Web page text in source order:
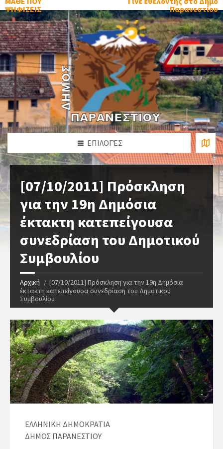
ΨΗΦΙΖΕΙΣ
Παρανεστίου
ΕΠΙΛΟΓΈΣ
[07/10/2011] Πρόσκληση
για την 19η Δημόσια
έκτακτη κατεπείγουσα
συνεδρίαση του Δημοτικού
Συμβουλίου
Αρχική
[07/10/2011] Πρόσκληση για την 19η Δημόσια
έκτακτη κατεπείγουσα συνεδρίαση του Δημοτικού
Συμβουλίου
ΕΛΛΗΝΙΚΗ ΔΗΜΟΚΡΑΤΙΑ
ΔΗΜΟΣ ΠΑΡΑΝΕΣΤΙΟΥ